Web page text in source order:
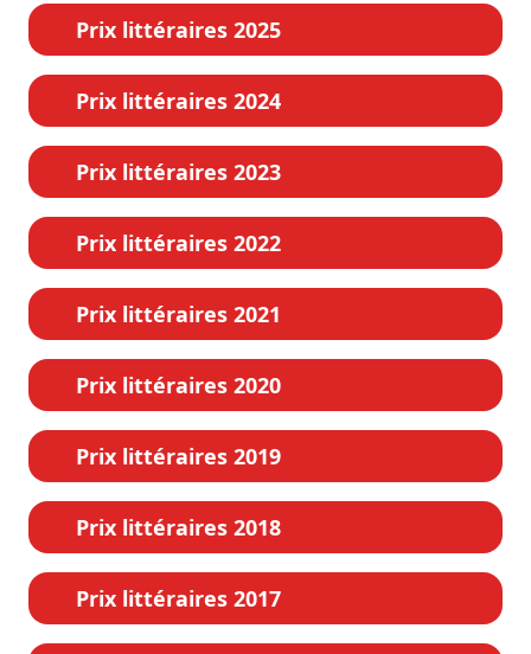
Prix littéraires 2025
Prix littéraires 2024
Prix littéraires 2023
Prix littéraires 2022
Prix littéraires 2021
Prix littéraires 2020
Prix littéraires 2019
Prix littéraires 2018
Prix littéraires 2017